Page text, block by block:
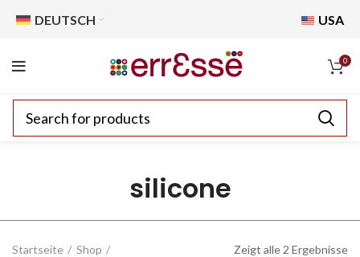
DEUTSCH USA
0
silicone
Startseite Shop Zeigt alle 2 Ergebnisse